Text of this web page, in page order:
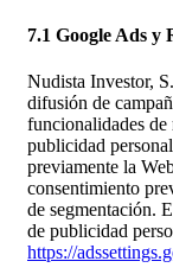
7.1 Google Ads y
Nudista Investor,
difusión de
funcionalidades de
publicidad
previamente la
consentimiento
de segmentación.
de publicidad
https://